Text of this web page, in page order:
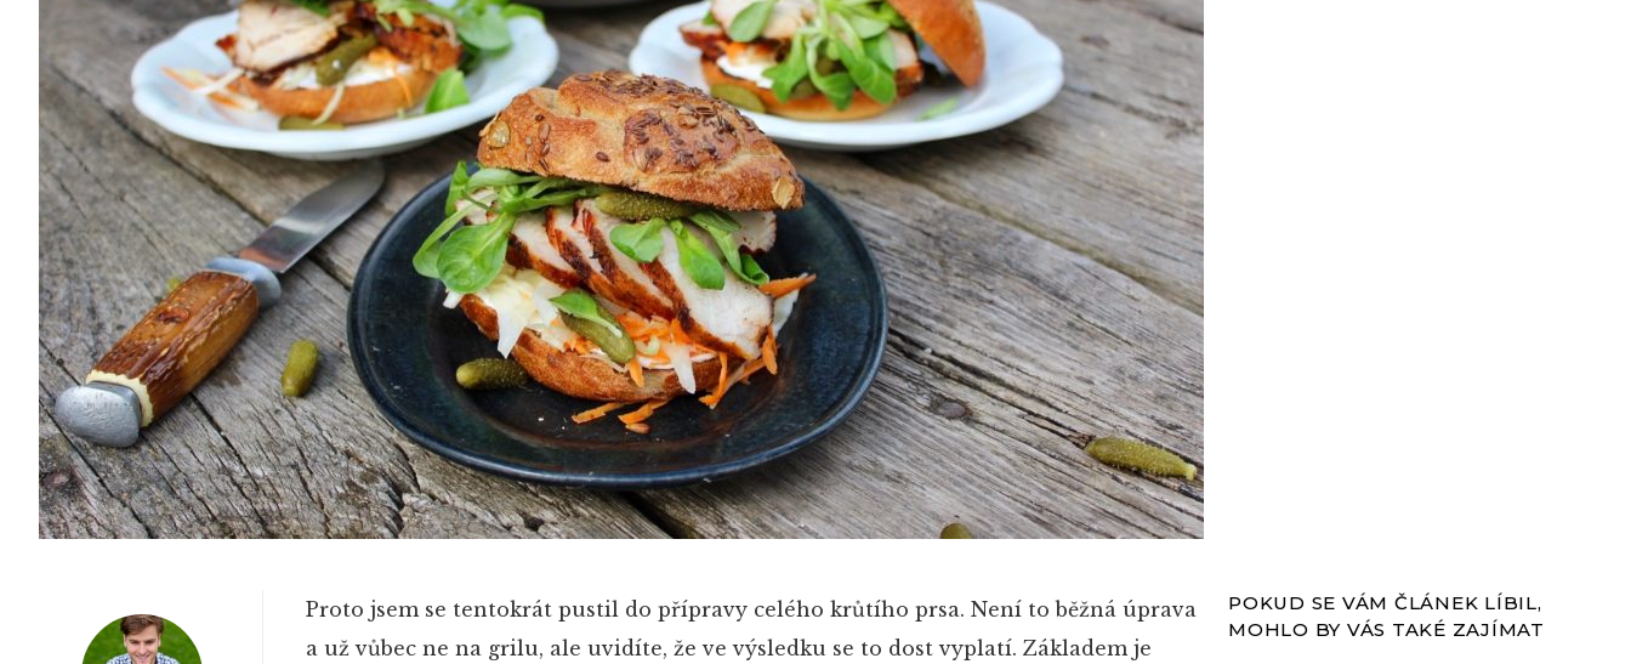
Proto jsem se tentokrát pustil do přípravy celého krůtího prsa. Není to běžná úprava
a už vůbec ne na grilu, ale uvidíte, že ve výsledku se to dost vyplatí. Základem je
POKUD SE VÁM ČLÁNEK LÍBIL,
MOHLO BY VÁS TAKÉ ZAJÍMAT